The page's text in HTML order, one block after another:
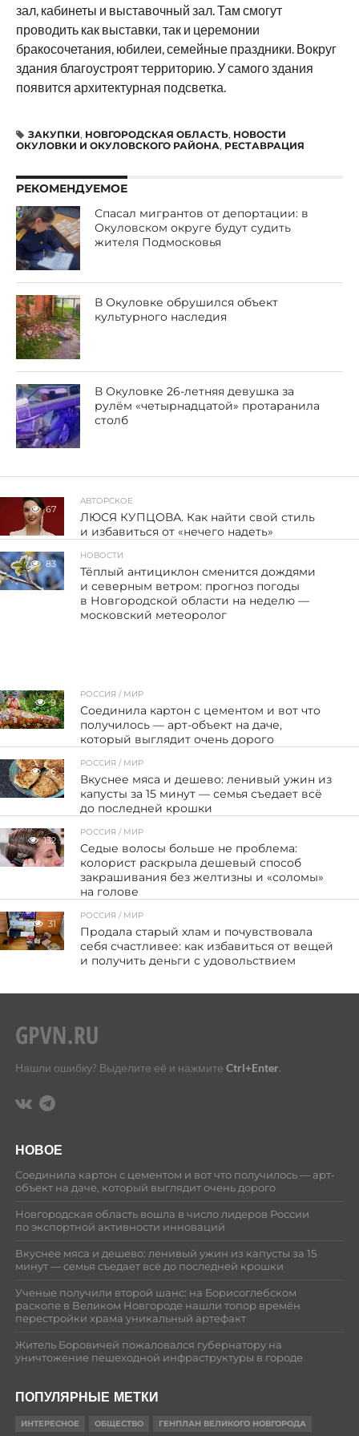
зал, кабинеты и выставочный зал. Там смогут
проводить как выставки, так и церемонии
бракосочетания, юбилеи, семейные праздники. Вокруг
здания благоустроят территорию. У самого здания
появится архитектурная подсветка.
ЗАКУПКИ, НОВГОРОДСКАЯ ОБЛАСТЬ, НОВОСТИ
ОКУЛОВКИ И ОКУЛОВСКОГО РАЙОНА, РЕСТАВРАЦИЯ
РЕКОМЕНДУЕМОЕ
Спасал мигрантов от депортации: в
Окуловском округе будут судить
жителя Подмосковья
В Окуловке обрушился объект
культурного наследия
В Окуловке 26-летняя девушка за
рулём «четырнадцатой» протаранила
столб
67
АВТОРСКОЕ
ЛЮСЯ КУПЦОВА. Как найти свой стиль
и избавиться от «нечего надеть»
83
НОВОСТИ
Тёплый антициклон сменится дождями
и северным ветром: прогноз погоды
в Новгородской области на неделю —
московский метеоролог
9
РОССИЯ / МИР
Соединила картон с цементом и вот что
получилось — арт-объект на даче,
который выглядит очень дорого
26
РОССИЯ / МИР
Вкуснее мяса и дешево: ленивый ужин из
капусты за 15 минут — семья съедает всё
до последней крошки
132
РОССИЯ / МИР
Седые волосы больше не проблема:
колорист раскрыла дешевый способ
закрашивания без желтизны и «соломы»
на голове
31
РОССИЯ / МИР
Продала старый хлам и почувствовала
себя счастливее: как избавиться от вещей
и получить деньги с удовольствием
Нашли ошибку? Выделите её и нажмите Ctrl+Enter.
НОВОЕ
Соединила картон с цементом и вот что получилось — арт-
объект на даче, который выглядит очень дорого
Новгородская область вошла в число лидеров России
по экспортной активности инноваций
Вкуснее мяса и дешево: ленивый ужин из капусты за 15
минут — семья съедает всё до последней крошки
Ученые получили второй шанс: на Борисоглебском
раскопе в Великом Новгороде нашли топор времён
перестройки храма уникальный артефакт
Житель Боровичей пожаловался губернатору на
уничтожение пешеходной инфраструктуры в городе
ПОПУЛЯРНЫЕ МЕТКИ
ИНТЕРЕСНОЕ ОБЩЕСТВО ГЕНПЛАН ВЕЛИКОГО НОВГОРОДА